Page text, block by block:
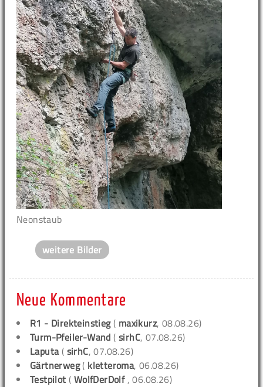
Neonstaub
weitere Bilder
Neue Kommentare
R1 - Direkteinstieg( maxikurz, 08.08.26)
Turm-Pfeiler-Wand (sirhC, 07.08.26)
Laputa( sirhC, 07.08.26)
Gärtnerweg( kletteroma, 06.08.26)
Testpilot ( WolfDerDolf , 06.08.26)